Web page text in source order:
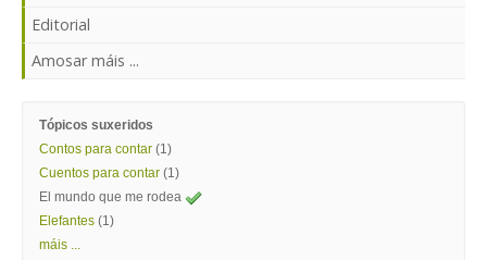
Editorial
Amosar máis ...
Tópicos suxeridos
Contos para contar (1)
Cuentos para contar (1)
El mundo que me rodea
Elefantes (1)
máis ...